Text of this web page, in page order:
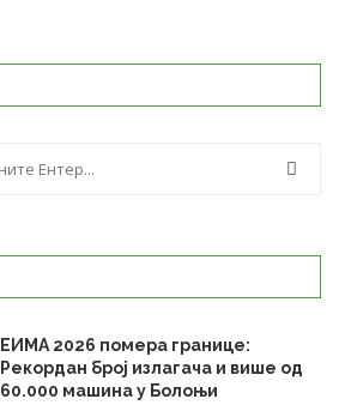
ЕИМА 2026 помера границе:
Рекордан број излагача и више од
60.000 машина у Болоњи